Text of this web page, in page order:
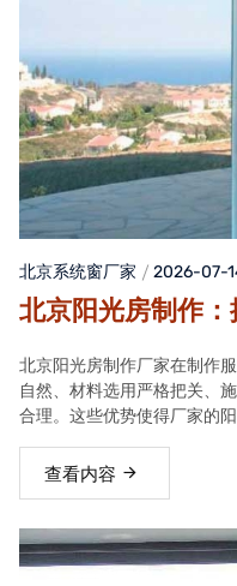
北京系统窗厂家 2026-07-
北京阳光房制作
北京阳光房制作厂家在制作
自然、材料选用严格把关、
合理。这些优势使得厂家的
查看内容